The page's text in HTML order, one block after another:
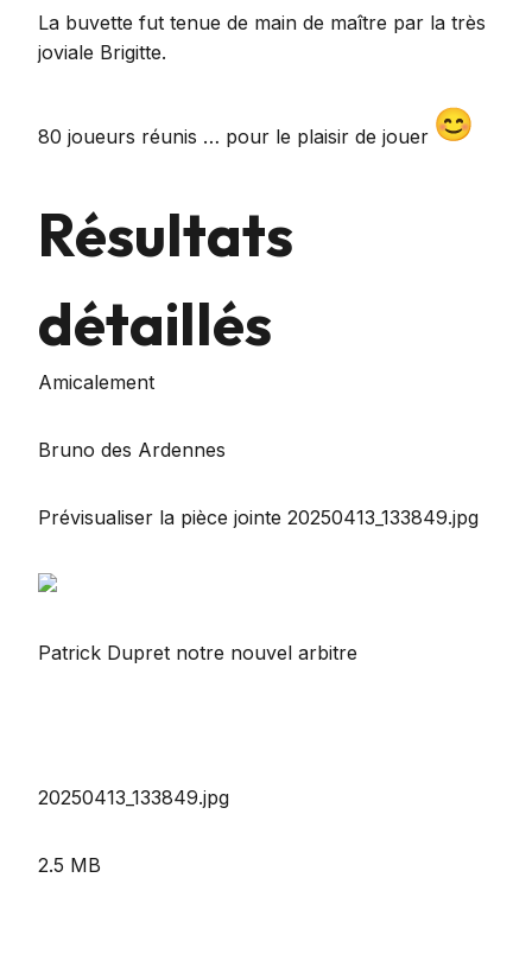
La buvette fut tenue de main de maître par la très
joviale Brigitte.
80 joueurs réunis … pour le plaisir de jouer
Résultats
détaillés
Amicalement
Bruno des Ardennes
Prévisualiser la pièce jointe 20250413_133849.jpg
Patrick Dupret notre nouvel arbitre
20250413_133849.jpg
2.5 MB